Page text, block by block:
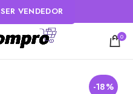
SER VENDEDOR
0
-18%